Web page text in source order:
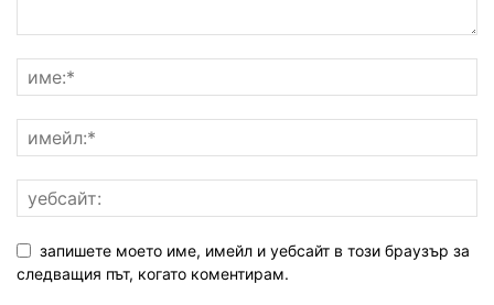
запишете моето име, имейл и уебсайт в този браузър за
следващия път, когато коментирам.